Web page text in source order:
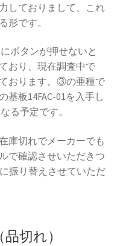
しておりまして、これ
形です。
ボタンが押せないと
おり、現在調査中で
おります。③の亜種で
基板14FAC-01を入手し
る予定です。
庫切れでメーカーでも
で確認させいただきつ
振り替えさせていただ
切れ）